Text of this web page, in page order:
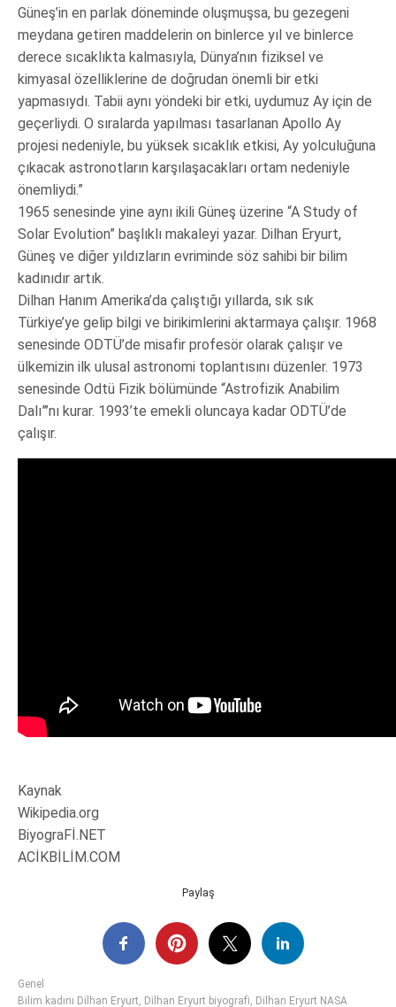
Güneş’in en parlak döneminde oluşmuşsa, bu gezegeni
meydana getiren maddelerin on binlerce yıl ve binlerce
derece sıcaklıkta kalmasıyla, Dünya’nın fiziksel ve
kimyasal özelliklerine de doğrudan önemli bir etki
yapmasıydı. Tabii aynı yöndeki bir etki, uydumuz Ay için de
geçerliydi. O sıralarda yapılması tasarlanan Apollo Ay
projesi nedeniyle, bu yüksek sıcaklık etkisi, Ay yolculuğuna
çıkacak astronotların karşılaşacakları ortam nedeniyle
önemliydi.”
1965 senesinde yine aynı ikili Güneş üzerine “A Study of
Solar Evolution” başlıklı makaleyi yazar. Dilhan Eryurt,
Güneş ve diğer yıldızların evriminde söz sahibi bir bilim
kadınıdır artık.
Dilhan Hanım Amerika’da çalıştığı yıllarda, sık sık
Türkiye’ye gelip bilgi ve birikimlerini aktarmaya çalışır. 1968
senesinde ODTÜ’de misafir profesör olarak çalışır ve
ülkemizin ilk ulusal astronomi toplantısını düzenler. 1973
senesinde Odtü Fizik bölümünde “Astrofizik Anabilim
Dalı”’nı kurar. 1993’te emekli oluncaya kadar ODTÜ’de
çalışır.
Kaynak
Wikipedia.org
BiyograFİ.NET
ACİKBİLİM.COM
Paylaş
Genel
Bilim kadını Dilhan Eryurt, Dilhan Eryurt biyografi, Dilhan Eryurt NASA